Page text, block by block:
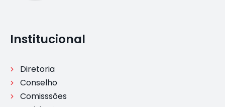
Institucional
Diretoria
Conselho
Comisssões